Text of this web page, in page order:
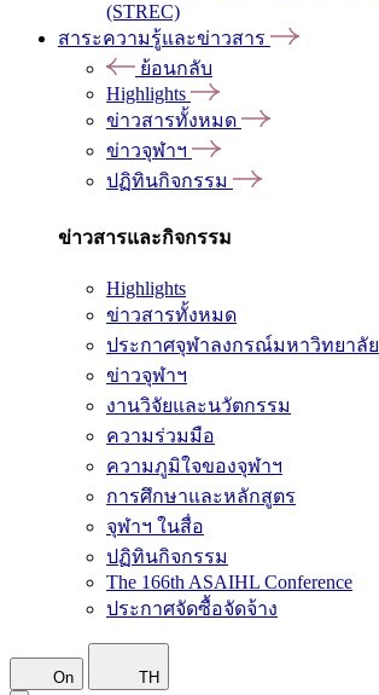
(STREC)
สาระความรู้และข่าวสาร
ย้อนกลับ
Highlights
ข่าวสารทั้งหมด
ข่าวจุฬาฯ
ปฏิทินกิจกรรม
ข่าวสารและกิจกรรม
Highlights
ข่าวสารทั้งหมด
ประกาศจุฬาลงกรณ์มหาวิทยาลัย
ข่าวจุฬาฯ
งานวิจัยและนวัตกรรม
ความร่วมมือ
ความภูมิใจของจุฬาฯ
การศึกษาและหลักสูตร
จุฬาฯ ในสื่อ
ปฏิทินกิจกรรม
The 166th ASAIHL Conference
ประกาศจัดซื้อจัดจ้าง
On TH